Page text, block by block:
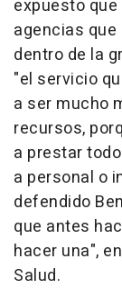
expuesto
agencias
dentro de la
"el servicio
a ser mucho
recursos,
a prestar
a personal o
defendido
que antes
hacer una",
Salud.